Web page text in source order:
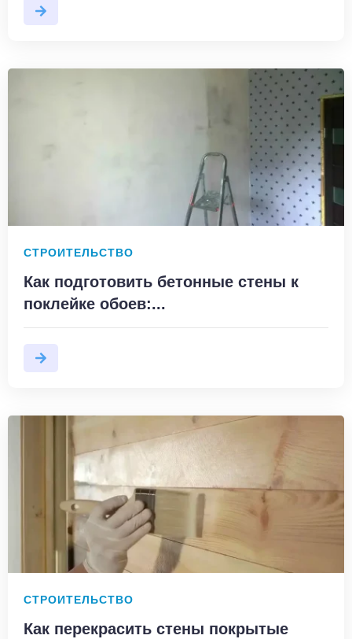
СТРОИТЕЛЬСТВО
Как подготовить бетонные стены к
поклейке обоев:...
СТРОИТЕЛЬСТВО
Как перекрасить стены покрытые